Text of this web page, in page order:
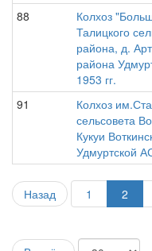
88
Колхоз
Талицкого
района, д.
района
1953 гг.
91
Колхоз
сельсовета
Кукуи
Удмуртской
Назад 1 2